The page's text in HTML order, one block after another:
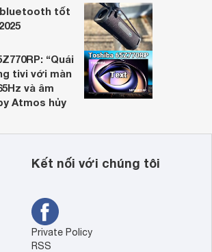
bluetooth tốt
“Quái
tivi với màn
và âm
Atmos hủy
Kết nối với chúng tôi
Private Policy
RSS